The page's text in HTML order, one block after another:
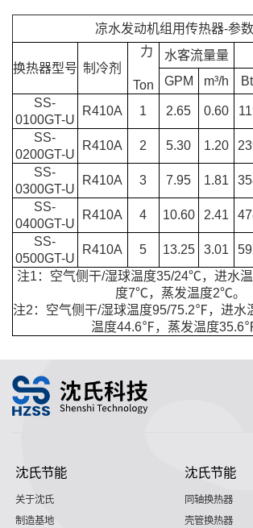
凉水发动机组用传热器-参
换热器型号 制冷剂
力
Ton
水客流量量
GPM m³/h
SS-
0100GT-U
R410A 1 2.65 0.60
SS-
0200GT-U
R410A 2 5.30 1.20
SS-
0300GT-U
R410A 3 7.95 1.81
SS-
0400GT-U
R410A 4 10.60 2.41
SS-
0500GT-U
R410A 5 13.25 3.01
注1：空气侧干/湿球温度35/24℃，进水
度7℃，蒸发温度2℃。
注2：空气侧干/湿球温度95/75.2℉，进
温度44.6℉，蒸发温度35.6℉
沈氏节能
关于沈氏
制造基地
沈氏节能
同轴换热器
壳管换热器